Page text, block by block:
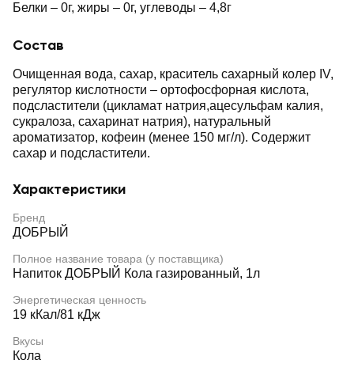
Белки – 0г, жиры – 0г, углеводы – 4,8г
Состав
Очищенная вода, сахар, краситель сахарный колер IV,
регулятор кислотности – ортофосфорная кислота,
подсластители (цикламат натрия,ацесульфам калия,
сукралоза, сахаринат натрия), натуральный
ароматизатор, кофеин (менее 150 мг/л). Содержит
сахар и подсластители.
Характеристики
Бренд
ДОБРЫЙ
Полное название товара (у поставщика)
Напиток ДОБРЫЙ Кола газированный, 1л
Энергетическая ценность
19 кКал/81 кДж
Вкусы
Кола